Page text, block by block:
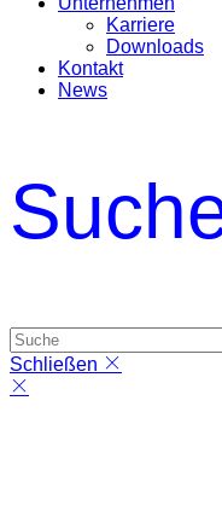
Karriere
Downloads
Kontakt
News
Schließen